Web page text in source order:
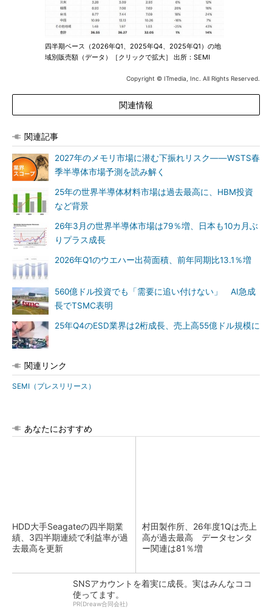
四半期ベース（2026年Q1、2025年Q4、2025年Q1）の地
域別販売額（データ）［クリックで拡大］ 出所：SEMI
Copyright © ITmedia, Inc. All Rights Reserved.
関連情報
関連記事
2027年のメモリ市場に潜む下振れリスク――WSTS春
季半導体市場予測を読み解く
25年の世界半導体材料市場は過去最高に、HBM投資
など背景
26年3月の世界半導体市場は79％増、日本も10カ月ぶ
りプラス成長
2026年Q1のウエハー出荷面積、前年同期比13.1％増
560億ドル投資でも「需要に追い付けない」 AI急成
長でTSMC表明
25年Q4のESD業界は2桁成長、売上高55億ドル規模に
関連リンク
SEMI（プレスリリース）
あなたにおすすめ
HDD大手Seagateの四半期業
績、3四半期連続で利益率が過
去最高を更新
村田製作所、26年度1Qは売上
高が過去最高 データセンタ
ー関連は81％増
SNSアカウントを着実に成長。実はみんなココ
使ってます。
PR(Dreaw合同会社)